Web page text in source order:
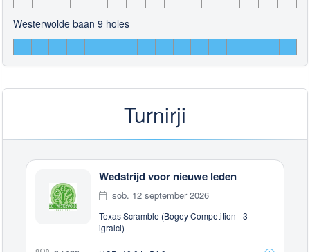
Westerwolde baan 9 holes
Turnirji
Wedstrijd voor nieuwe leden
sob. 12 september 2026
Texas Scramble (Bogey Competition - 3
igralci)